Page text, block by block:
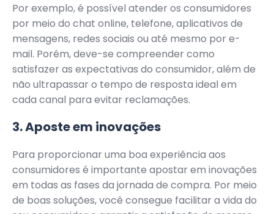
Por exemplo, é possível atender os consumidores
por meio do chat online, telefone, aplicativos de
mensagens, redes sociais ou até mesmo por e-
mail. Porém, deve-se compreender como
satisfazer as expectativas do consumidor, além de
não ultrapassar o tempo de resposta ideal em
cada canal para evitar reclamações.
3. Aposte em inovações
Para proporcionar uma boa experiência aos
consumidores é importante apostar em inovações
em todas as fases da jornada de compra. Por meio
de boas soluções, você consegue facilitar a vida do